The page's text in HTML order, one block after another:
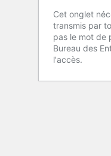
Cet onglet
transmis par
pas le mot de
Bureau des
l'accès.